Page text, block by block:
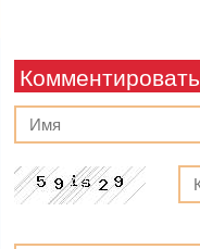
Комментировать